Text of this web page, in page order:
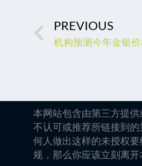
PREVIOUS
机构预测今年金银
本网站包含由第三方提
不认可或推荐所链接到
何人做出这样的未授权
规，那么你应该立刻离开